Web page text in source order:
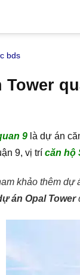
bds
Tower
9 là dự án
9, vị trí căn hộ
khảo thêm dự
án Opal Tower